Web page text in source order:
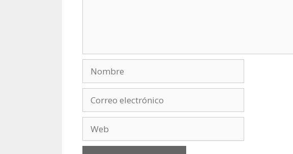
electrónico